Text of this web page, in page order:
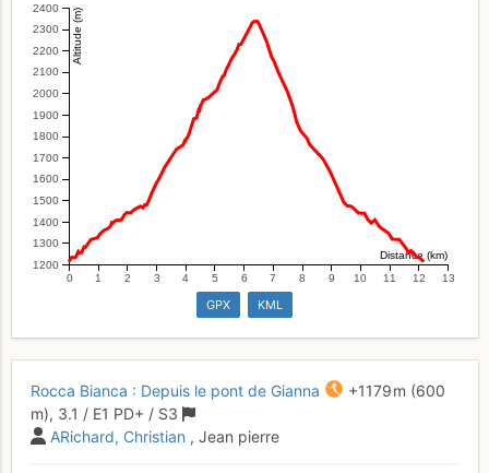
1200
1300
1400
1500
1600
1700
1800
1900
2000
2100
2200
2300
2400 Altitude (m)
0 1 2 3 4 5 6 7 8 9 10 11 12 13
Distance (km)
GPX KML
Rocca Bianca : Depuis le pont de Gianna +1179 m (600
m), 3.1 / E1 PD+ / S3
ARichard Christian , Jean pierre